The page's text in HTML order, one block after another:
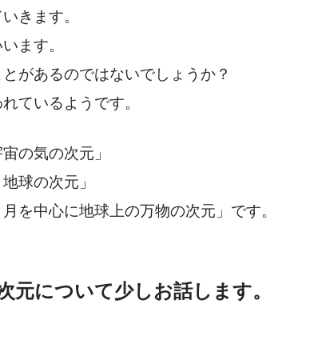
きます。
ます。
があるのではないでしょうか？
ているようです。
の気の次元」
球の次元」
を中心に地球上の万物の次元」です。
元について少しお話します。